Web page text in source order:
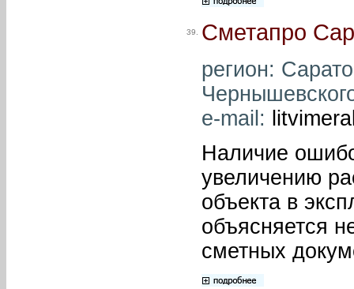
39. Сметапро
регион:
e-mail:
Наличие
увеличению
объекта в
объясняется
сметных